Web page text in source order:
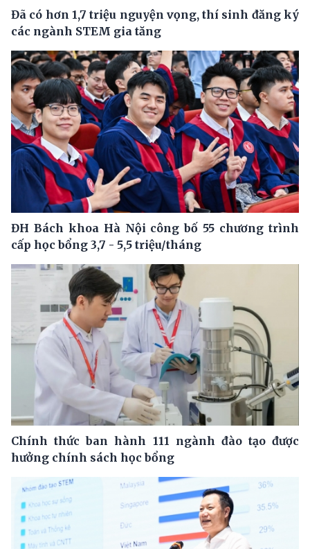
Đã có hơn 1,7 triệu nguyện vọng, thí sinh đăng ký
các ngành STEM gia tăng
ĐH Bách khoa Hà Nội công bố 55 chương trình
cấp học bổng 3,7 - 5,5 triệu/tháng
Chính thức ban hành 111 ngành đào tạo được
hưởng chính sách học bổng